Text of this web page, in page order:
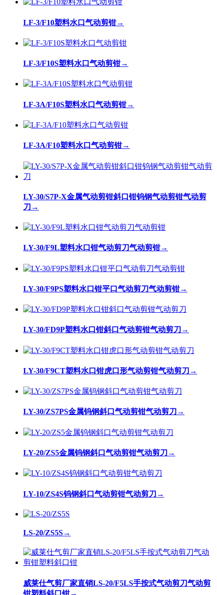
LF-3/F10塑料水口气动剪钳→
LF-3/F10S塑料水口气动剪钳→
LF-3A/F10S塑料水口气动剪钳→
LF-3A/F10塑料水口气动剪钳→
LY-30/S7P-X金属气动剪钳斜口钳钨钢气动剪钳气动剪
刀 →
LY-30/F9L塑料水口钳气动剪刀气动剪钳→
LY-30/F9PS塑料水口钳平口气动剪刀气动剪钳→
LY-30/FD9P塑料水口钳斜口气动剪钳气动剪刀 →
LY-30/F9CT塑料水口钳虎口形气动剪钳气动剪刀 →
LY-30/ZS7PS金属钨钢斜口气动剪钳气动剪刀 →
LY-20/ZS5金属钨钢斜口气动剪钳气动剪刀 →
LY-10/ZS4S钨钢斜口气动剪钳气动剪刀 →
LS-20/ZS5S→
威莱仕气剪厂家直销LS-20/F5LS手按式气动剪刀气动剪
钳塑料斜口钳→